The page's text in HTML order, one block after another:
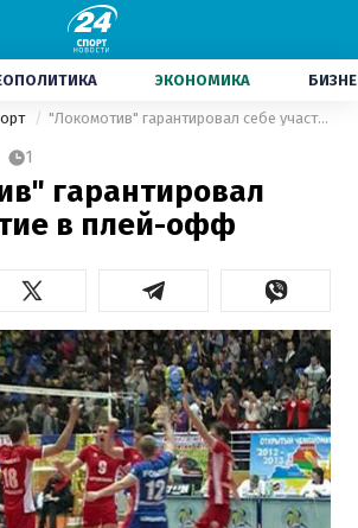
ЭКОНОМИКА
"Локомотив" гарантировал себе участие в плей-офф
1
гарантировал
в плей-офф